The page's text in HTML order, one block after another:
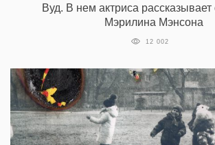
Вуд. В нем актриса рассказывает
Мэрилина Мэнсона
12 002